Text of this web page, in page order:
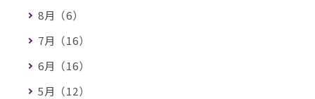
8月（6）
7月（16）
6月（16）
5月（12）